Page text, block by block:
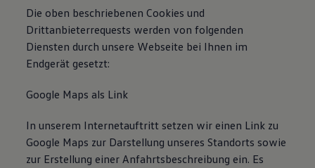
Die oben beschriebenen Cookies und
Drittanbieterrequests werden von folgenden
Diensten durch unsere Webseite bei Ihnen im
Endgerät gesetzt:
Google Maps als Link
In unserem Internetauftritt setzen wir einen Link zu
Google Maps zur Darstellung unseres Standorts sowie
zur Erstellung einer Anfahrtsbeschreibung ein. Es